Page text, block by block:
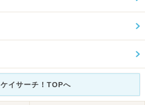
ケイサーチ！TOPへ